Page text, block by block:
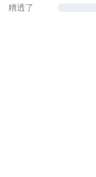
糟透了